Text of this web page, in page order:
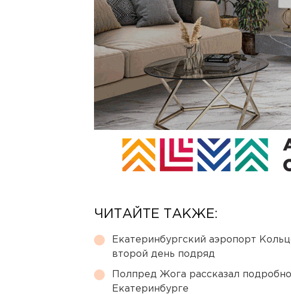
ЧИТАЙТЕ ТАКЖЕ:
Екатеринбургский аэропорт
второй день подряд
Полпред Жога рассказал
Екатеринбурге